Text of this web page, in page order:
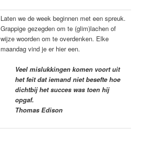
Laten we de week beginnen met een spreuk.
Grappige gezegden om te (glim)lachen of
wijze woorden om te overdenken. Elke
maandag vind je er hier een.
Veel mislukkingen komen voort uit
het feit dat iemand niet besefte hoe
dichtbij het succes was toen hij
opgaf.
Thomas Edison